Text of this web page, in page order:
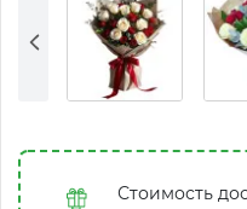
Стоимость